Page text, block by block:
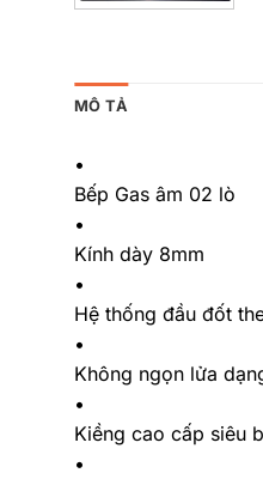
MÔ TẢ
•
Bếp Gas âm 02 lò
•
Kính dày 8mm
•
Hệ thống đầu đốt
•
Không ngọn lửa
•
Kiềng cao cấp siêu
•